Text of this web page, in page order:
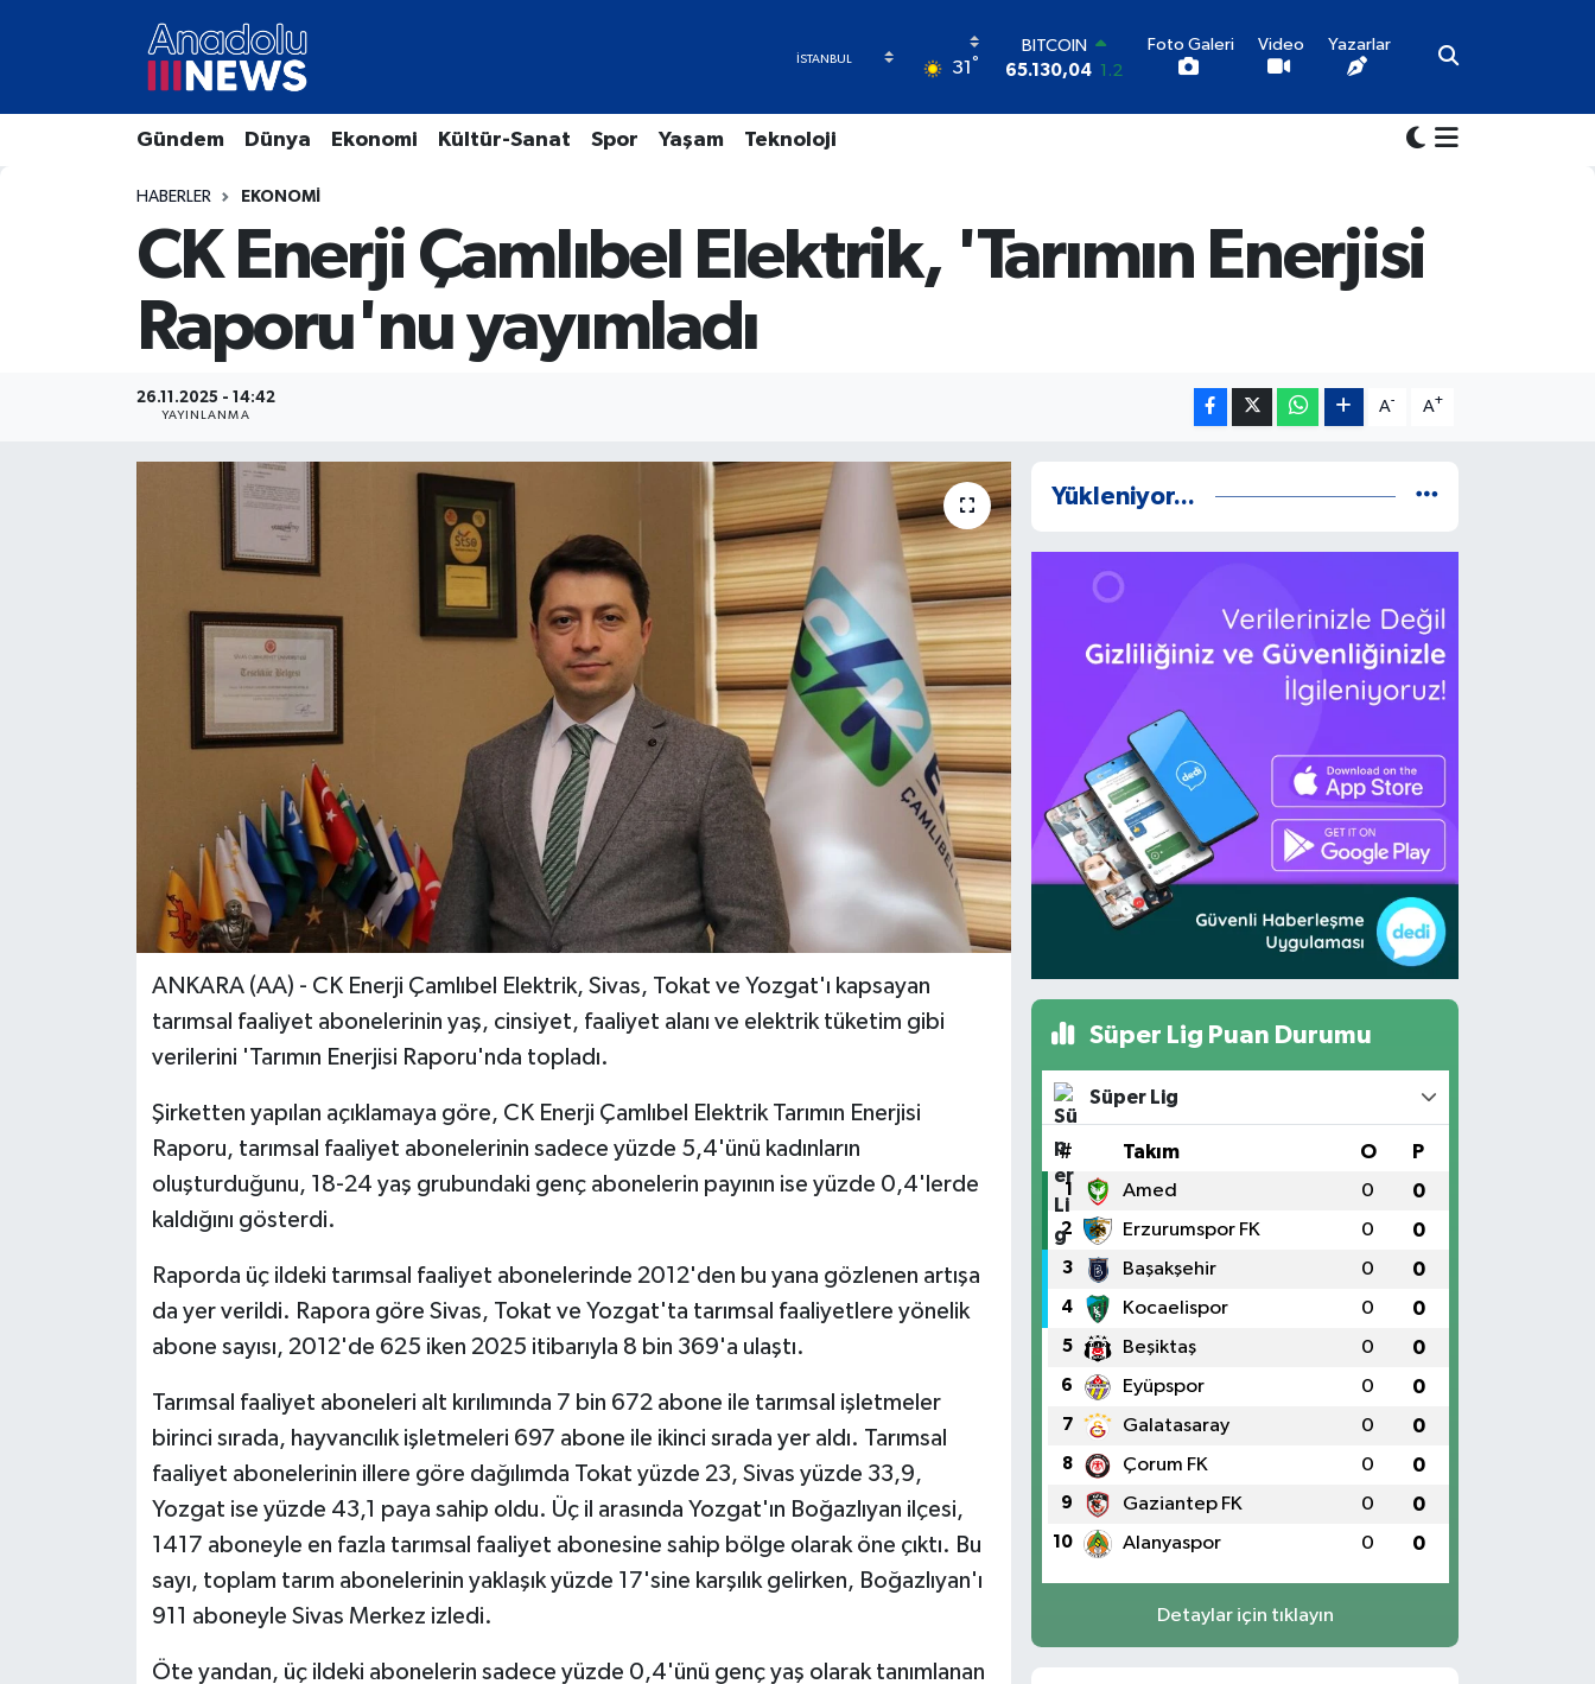
31 °
65.130,04
1.2
DOLAR
GRAM ALTIN
6618.49
2.12
BİST100
Foto Galeri Video Yazarlar
Gündem Dünya Ekonomi Kültür-Sanat Spor Yaşam Teknoloji
HABERLER EKONOMI
CK Enerji Çamlıbel Elektrik, 'Tarımın Enerjisi
Raporu'nu yayımladı
26.11.2025 - 14:42
YAYINLANMA
A- A+
ANKARA (AA) - CK Enerji Çamlıbel Elektrik, Sivas, Tokat ve Yozgat'ı kapsayan
tarımsal faaliyet abonelerinin yaş, cinsiyet, faaliyet alanı ve elektrik tüketim gibi
verilerini 'Tarımın Enerjisi Raporu'nda topladı.
Şirketten yapılan açıklamaya göre, CK Enerji Çamlıbel Elektrik Tarımın Enerjisi
Raporu, tarımsal faaliyet abonelerinin sadece yüzde 5,4'ünü kadınların
oluşturduğunu, 18-24 yaş grubundaki genç abonelerin payının ise yüzde 0,4'lerde
kaldığını gösterdi.
Raporda üç ildeki tarımsal faaliyet abonelerinde 2012'den bu yana gözlenen artışa
da yer verildi. Rapora göre Sivas, Tokat ve Yozgat'ta tarımsal faaliyetlere yönelik
abone sayısı, 2012'de 625 iken 2025 itibarıyla 8 bin 369'a ulaştı.
Tarımsal faaliyet aboneleri alt kırılımında 7 bin 672 abone ile tarımsal işletmeler
birinci sırada, hayvancılık işletmeleri 697 abone ile ikinci sırada yer aldı. Tarımsal
faaliyet abonelerinin illere göre dağılımda Tokat yüzde 23, Sivas yüzde 33,9,
Yozgat ise yüzde 43,1 paya sahip oldu. Üç il arasında Yozgat'ın Boğazlıyan ilçesi,
1417 aboneyle en fazla tarımsal faaliyet abonesine sahip bölge olarak öne çıktı. Bu
sayı, toplam tarım abonelerinin yaklaşık yüzde 17'sine karşılık gelirken, Boğazlıyan'ı
911 aboneyle Sivas Merkez izledi.
Öte yandan, üç ildeki abonelerin sadece yüzde 0,4'ünü genç yaş olarak tanımlanan
Yükleniyor...
Süper Lig Puan Durumu
Süper Lig
# Takım O P
1 Amed 0 0
2 Erzurumspor FK 0 0
3 Başakşehir 0 0
4 Kocaelispor 0 0
5 Beşiktaş 0 0
6 Eyüpspor 0 0
7 Galatasaray 0 0
8 Çorum FK 0 0
9 Gaziantep FK 0 0
10 Alanyaspor 0 0
Detaylar için tıklayın
Hava Durumu
Trafik Durumu
Tüm Manşetler
Son Dakika Haberleri
Haber Arşivi